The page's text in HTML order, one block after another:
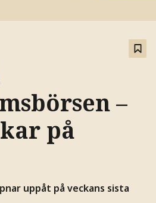
–
på
uppåt på veckans sista